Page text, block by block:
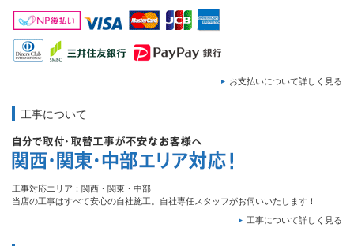
お支払いについて詳しく見る
工事について
工事対応エリア：関西・関東・中部
当店の工事はすべて安心の自社施工。自社専任スタッフがお伺いいたします！
工事について詳しく見る